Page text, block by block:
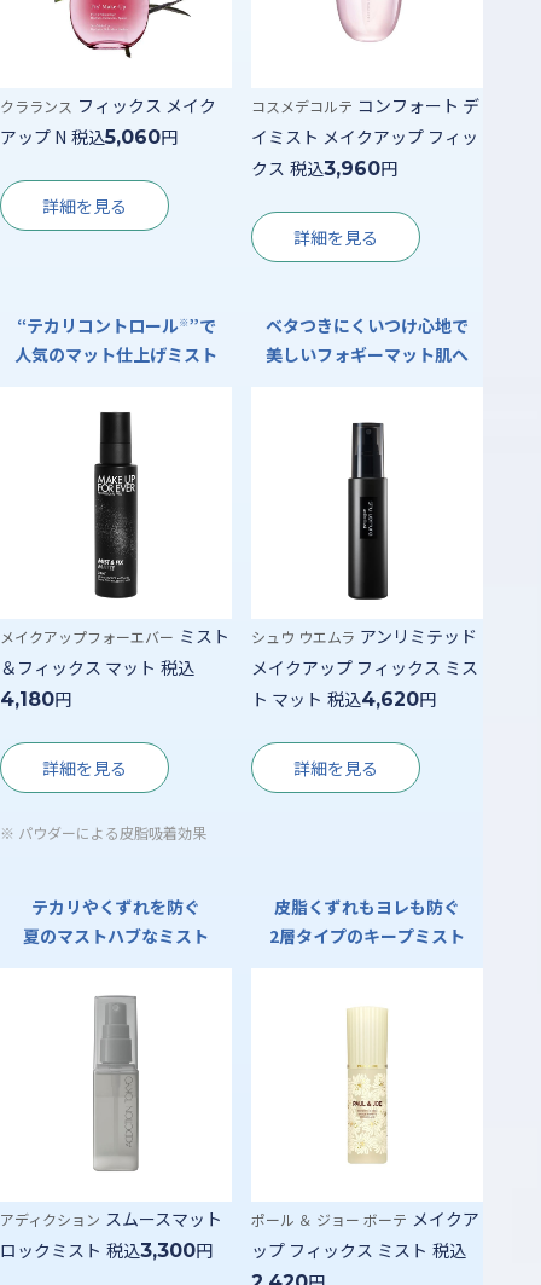
クラランス フィックス メイク
アップ N 税込5,060円
詳細を見る
コスメデコルテ コンフォート デ
イミスト メイクアップ フィッ
クス 税込3,960円
詳細を見る
“テカリコントロール※”で
人気のマット仕上げミスト
メイクアップフォーエバー ミスト
＆フィックス マット 税込
4,180円
詳細を見る
※ パウダーによる皮脂吸着効果
ベタつきにくいつけ心地で
美しいフォギーマット肌へ
シュウ ウエムラ アンリミテッド
メイクアップ フィックス ミス
ト マット 税込4,620円
詳細を見る
テカリやくずれを防ぐ
夏のマストハブなミスト
アディクション スムースマット
ロックミスト 税込3,300円
皮脂くずれもヨレも防ぐ
2層タイプのキープミスト
ポール ＆ ジョー ボーテ メイクア
ップ フィックス ミスト 税込